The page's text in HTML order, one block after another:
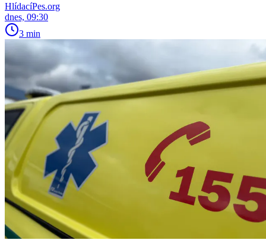
HlídacíPes.org
dnes, 09:30
3 min